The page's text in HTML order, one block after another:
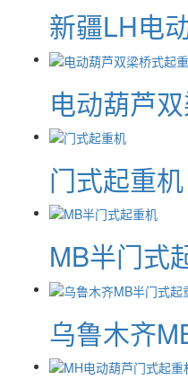
新疆LH电
电动葫芦
门式起重机
MB半门式
乌鲁木齐